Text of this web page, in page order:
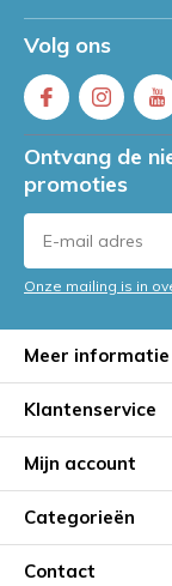
Volg ons
Ontvang de
promoties
Onze mailing is in
Meer informatie
Klantenservice
Mijn account
Categorieën
Contact